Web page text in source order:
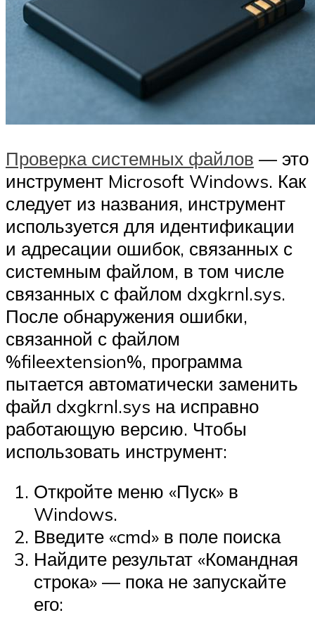
Проверка системных файлов — это
инструмент Microsoft Windows. Как
следует из названия, инструмент
используется для идентификации
и адресации ошибок, связанных с
системным файлом, в том числе
связанных с файлом dxgkrnl.sys.
После обнаружения ошибки,
связанной с файлом
%fileextension%, программа
пытается автоматически заменить
файл dxgkrnl.sys на исправно
работающую версию. Чтобы
использовать инструмент:
Откройте меню «Пуск» в
Windows.
Введите «cmd» в поле поиска
Найдите результат «Командная
строка» — пока не запускайте
его: